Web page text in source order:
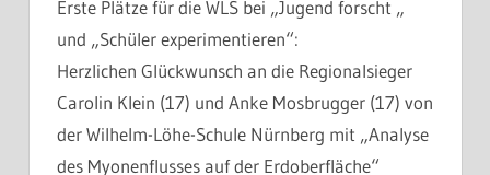
Erste Plätze für die WLS bei „Jugend forscht „
und „Schüler experimentieren“:
Herzlichen Glückwunsch an die Regionalsieger
Carolin Klein (17) und Anke Mosbrugger (17) von
der Wilhelm-Löhe-Schule Nürnberg mit „Analyse
des Myonenflusses auf der Erdoberfläche“